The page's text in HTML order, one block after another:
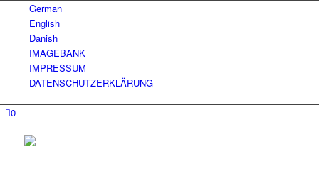
German
English
Danish
IMAGEBANK
IMPRESSUM
DATENSCHUTZERKLÄRUNG
0